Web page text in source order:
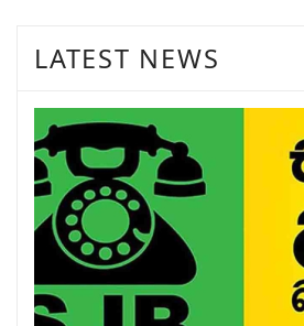
LATEST NEWS